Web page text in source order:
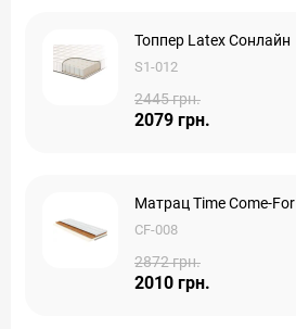
Топпер Latex Сонлайн
S1-012
2445 грн.
2079 грн.
Матрац Time Come-For
CF-008
2872 грн.
2010 грн.